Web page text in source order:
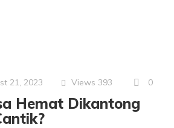
21, 2023 Views 393 0
Hemat Dikantong